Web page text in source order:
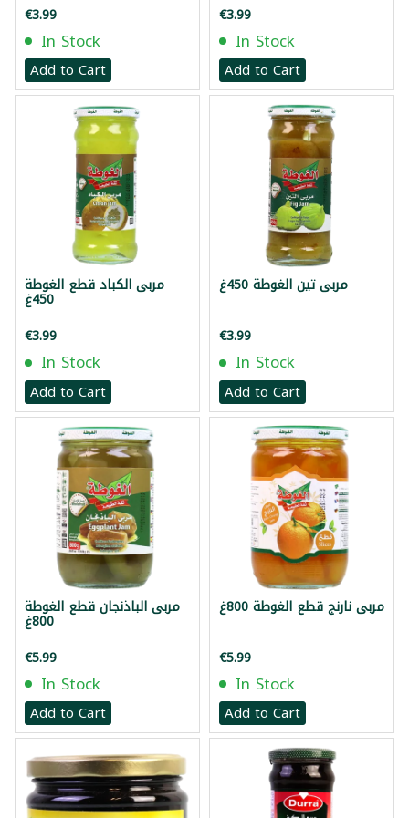
€3.99
In Stock
Add to Cart
€3.99
In Stock
Add to Cart
مربى الكباد قطع الغوطة
450غ
€3.99
In Stock
Add to Cart
مربى تين الغوطة 450غ
€3.99
In Stock
Add to Cart
مربى الباذنجان قطع الغوطة
800غ
€5.99
In Stock
Add to Cart
مربى نارنج قطع الغوطة 800غ
€5.99
In Stock
Add to Cart